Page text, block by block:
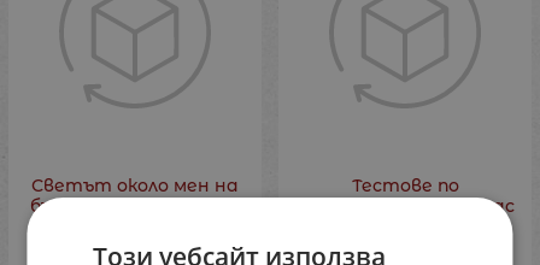
Светът около мен на
български и английски
Код: 99034889
Тестове по
математика за 7. клас
Този уебсайт използва